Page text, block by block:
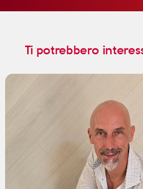
Ti potrebbero